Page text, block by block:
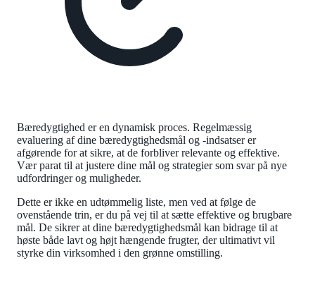
Bæredygtighed er en dynamisk proces. Regelmæssig
evaluering af dine bæredygtighedsmål og -indsatser er
afgørende for at sikre, at de forbliver relevante og effektive.
Vær parat til at justere dine mål og strategier som svar på nye
udfordringer og muligheder.
Dette er ikke en udtømmelig liste, men ved at følge de
ovenstående trin, er du på vej til at sætte effektive og brugbare
mål. De sikrer at dine bæredygtighedsmål kan bidrage til at
høste både lavt og højt hængende frugter, der ultimativt vil
styrke din virksomhed i den grønne omstilling.